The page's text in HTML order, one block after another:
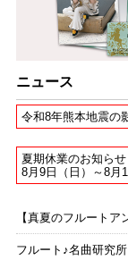
ニュース
令和8年熊本地震の
夏期休業のお知らせ
8月9日（日）～8月
【真夏のフルートア
フルート♪名曲研究所